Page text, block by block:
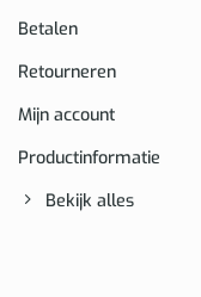
Betalen
Retourneren
Mijn account
Productinformatie
Bekijk alles